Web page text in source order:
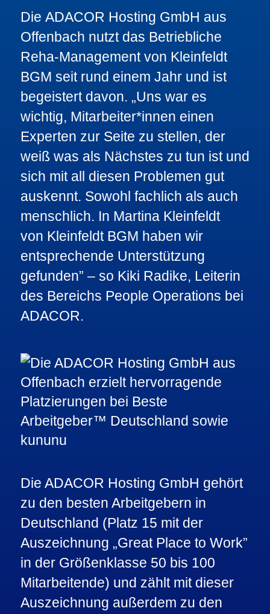
Die ADACOR Hosting GmbH aus
Offenbach nutzt das Betriebliche
Reha-Management von Kleinfeldt
BGM seit rund einem Jahr und ist
begeistert davon. „Uns war es
wichtig, Mitarbeiter*innen einen
Experten zur Seite zu stellen, der
weiß was als Nächstes zu tun ist und
sich mit all diesen Problemen gut
auskennt. Sowohl fachlich als auch
menschlich. In Martina Kleinfeldt
von Kleinfeldt BGM haben wir
entsprechende Unterstützung
gefunden” – so Kiki Radike, Leiterin
des Bereichs People Operations bei
ADACOR.
Die ADACOR Hosting GmbH gehört
zu den besten Arbeitgebern in
Deutschland (Platz 15 mit der
Auszeichnung „Great Place to Work”
in der Größenklasse 50 bis 100
Mitarbeitende) und zählt mit dieser
Auszeichnung außerdem zu den